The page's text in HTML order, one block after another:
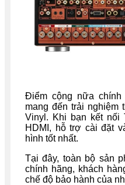
Điểm cộng nữa chính
mang đến trải nghiệm
Vinyl. Khi bạn kết nối
HDMI, hỗ trợ cài đặt
hình tốt nhất.
Tại đây, toàn bộ sản
chính hãng, khách
chế độ bảo hành của